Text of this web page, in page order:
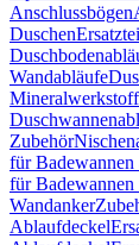
Anschlussbögen
Duschen
Wandabläufe
Mineralwerkstoff
Zubehör
für Badewannen
für
Wandanker
Ablaufdeckel